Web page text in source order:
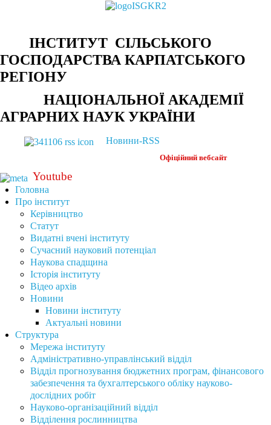
ІНСТИТУТ СІЛЬСЬКОГО
ГОСПОДАРСТВА КАРПАТСЬКОГО
РЕГІОНУ
НАЦІОНАЛЬНОЇ АКАДЕМІЇ
АГРАРНИХ НАУК УКРАЇНИ
Новини-RSS
Офіційний вебсайт
Youtube
Головна
Про інститут
Керівництво
Статут
Видатні вчені інституту
Сучасний науковий потенціал
Наукова спадщина
Історія інституту
Відео архів
Новини
Новини інституту
Актуальні новини
Структура
Мережа інституту
Адміністративно-управлінський відділ
Відділ прогнозування бюджетних програм, фінансового
забезпечення та бухгалтерського обліку науково-
дослідних робіт
Науково-організаційний відділ
Відділення рослинництва